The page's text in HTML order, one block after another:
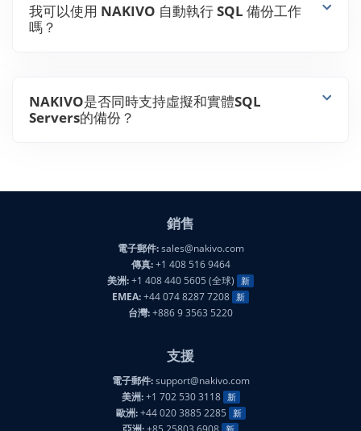
我可以使用 NAKIVO 自動執行 SQL 備份工作
嗎？
NAKIVO是否同時支持虛擬和實體SQL
Servers的備份？
銷售
電子郵件:sales@nakivo.com
傳真:+1 408 516 9464
美洲:+1 408 440 5605 (全球) 新
EMEA:+44 074 8287 7208 新
台灣:+886 9 3563 5220
支援
電子郵件:support@nakivo.com
美洲:+1 702 530 3118 新
歐洲:+44 020 3885 2285 新
新